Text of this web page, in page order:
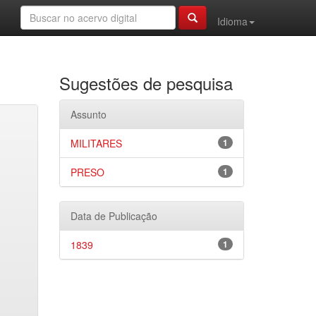
Idioma
Sugestões de pesquisa
Assunto
1
MILITARES
1
PRESO
Data de Publicação
1
1839